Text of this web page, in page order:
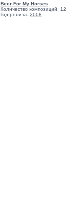
Beer For My Horses
Количество композиций: 12
Год релиза: 2008